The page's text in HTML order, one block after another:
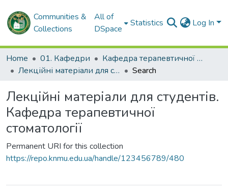
Communities &
Collections
All of
DSpace
Statistics Log In
Home 01. Кафедри
Кафедра терапевтичної стоматології
Лекційні матеріали для студентів. Кафедра терапевтичної стоматології
Search
Лекційні матеріали для студентів.
Кафедра терапевтичної
стоматології
Permanent URI for this collection
https://repo.knmu.edu.ua/handle/123456789/480